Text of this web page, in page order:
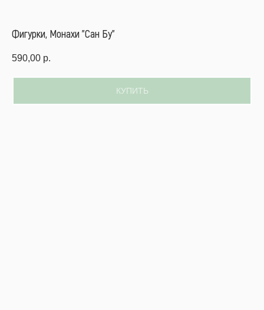
Фигурки, Монахи "Сан Бу"
590,00 р.
КУПИТЬ